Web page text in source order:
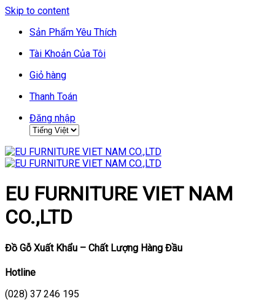
Skip to content
Sản Phẩm Yêu Thích
Tài Khoản Của Tôi
Giỏ hàng
Thanh Toán
Đăng nhập
EU FURNITURE VIET NAM
CO.,LTD
Đồ Gỗ Xuất Khẩu – Chất Lượng Hàng Đầu
Hotline
(028) 37 246 195